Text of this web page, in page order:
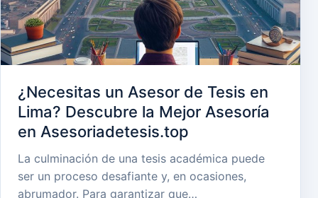
¿Necesitas un Asesor de Tesis en
Lima? Descubre la Mejor Asesoría
en Asesoriadetesis.top
La culminación de una tesis académica puede
ser un proceso desafiante y, en ocasiones,
abrumador. Para garantizar que…